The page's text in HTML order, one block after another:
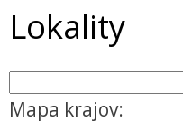
Lokality
Mapa krajov: